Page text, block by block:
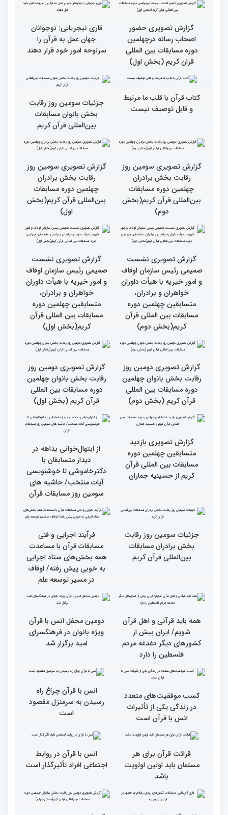
جزئیات چهارمین روز رقابت
بین‌المللی قرآن کریم
گزارش تصویری حضور
چهلمین دوره مسابقات بین
المللی قرآن کریم(بخش
دوم)
گزارش تصویری حضور
پررنگ کودکان و نوجوانان در
چهلمین دوره مسابقات بین
اول)
اصحاب رسانه درچهلمین
دوره مسابقات بین المللی
قران کریم (بخش دوم)
گزارش تصویری حضور
اصحاب رسانه درچهلمین
دوره مسابقات بین المللی
قران کریم (بخش اول)
قاری نیجریایی: نوجوانان
جهان عمل به قرآن را
سرلوحه امور خود قرار دهند
و قابل توصیف نیست
جزئیات سومین روز رقابت
بخش بانوان مسابقات
بین‌المللی قرآن کریم
گزارش تصویری سومین روز
رقابت بخش برادران
چهلمین دوره مسابقات
بین‌المللی قرآن کریم(بخش
دوم)
گزارش تصویری سومین روز
رقابت بخش برادران
چهلمین دوره مسابقات
بین‌المللی قرآن کریم(بخش
اول)
صمیمی رئیس سازمان اوقاف
خواهران و برادران،
متسابقین چهلمین دوره
مسابقات بین المللی قرآن
کریم(بخش دوم)
صمیمی رئیس سازمان اوقاف
و امور خیریه با هیأت داوران
خواهران و برادران،
متسابقین چهلمین دوره
مسابقات بین المللی قرآن
کریم(بخش اول)
گزارش تصویری دومین روز
رقابت بخش بانوان چهلمین
دوره مسابقات بین المللی
قرآن کریم (بخش دوم)
گزارش تصویری دومین روز
رقابت بخش بانوان چهلمین
دوره مسابقات بین المللی
قرآن کریم (بخش اول)
گزارش تصویری بازدید
متسابقین چهلمین دوره
مسابقات بین المللی قرآن
کریم از حسینیه جماران
از ابتهال‌خوانی بداهه در
دکترخاموشی تا خوشنویسی
آیات منتخب/ حاشیه های
سومین روز مسابقات قرآن
بخش برادران مسابقات
بین‌المللی قرآن کریم
فرآیند اجرایی و فنی
مسابقات قرآن با مساعدت
همه بخش‌های ستاد اجرایی
در مسیر توسعه علم
همه باید قرآنی و اهل قرآن
کشورهای دیگر دغدغه مردم
امید برگزار شد